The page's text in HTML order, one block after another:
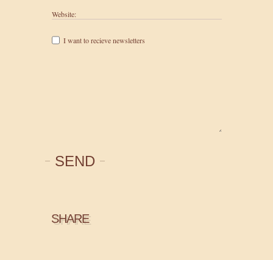
Website:
I want to recieve newsletters
SEND
SHARE